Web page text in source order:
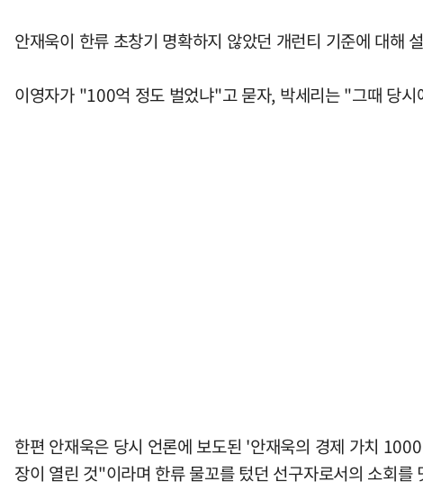
안재욱이 한류 초창기 명확하지 않았던 개런티 기준에 대해
이영자가 "100억 정도 벌었냐"고 묻자, 박세리는 "그때 당
한편 안재욱은 당시 언론에 보도된 '안재욱의 경제 가치
장이 열린 것"이라며 한류 물꼬를 텄던 선구자로서의 소회를